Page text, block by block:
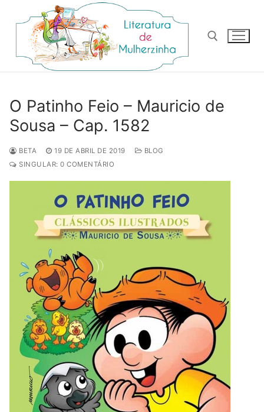
para
conteúdo
O Patinho Feio – Mauricio de
Sousa – Cap. 1582
BETA 19 DE ABRIL DE 2019
BLOG
SINGULAR: 0 COMENTÁRIO